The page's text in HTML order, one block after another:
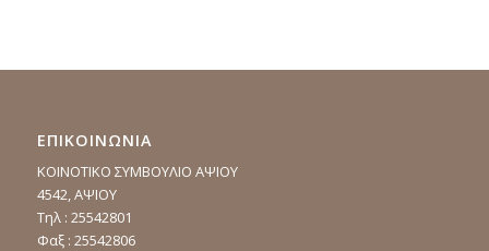
ΕΠΙΚΟΙΝΩΝΙΑ
ΚΟΙΝΟΤΙΚΟ ΣΥΜΒΟΥΛΙΟ ΑΨΙΟΥ
4542, ΑΨΙΟΥ
Τηλ : 25542801
Φαξ : 25542806